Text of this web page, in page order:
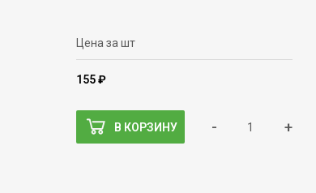
Цена за шт
155 ₽
В КОРЗИНУ - +